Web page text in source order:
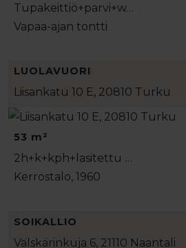
Tupakeittiö+parvi+w…
Vapaa-ajan tontti
LUOLAVUORI
Liisankatu 10 E, 20810 Turku
53 m²
2h+k+kph+lasitettu …
Kerrostalo, 1960
SOIKALLIO
Välskärinkuja 6, 21110 Naantali